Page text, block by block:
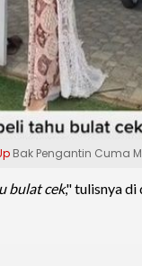
Bak Pengantin Cuma
bulat cek," tulisnya